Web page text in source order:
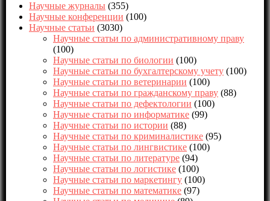
Научные журналы (355)
Научные конференции (100)
Научные статьи (3030)
Научные статьи по административному праву
(100)
Научные статьи по биологии (100)
Научные статьи по бухгалтерскому учету (100)
Научные статьи по ветеринарии (100)
Научные статьи по гражданскому праву (88)
Научные статьи по дефектологии (100)
Научные статьи по информатике (99)
Научные статьи по истории (88)
Научные статьи по криминалистике (95)
Научные статьи по лингвистике (100)
Научные статьи по литературе (94)
Научные статьи по логистике (100)
Научные статьи по маркетингу (100)
Научные статьи по математике (97)